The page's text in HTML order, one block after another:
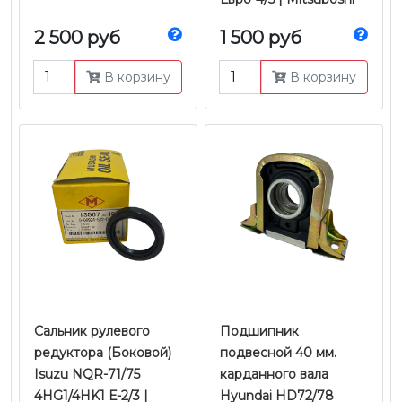
2 500 руб
В корзину
1 500 руб
В корзину
Сальник рулевого
редуктора (Боковой)
Isuzu NQR-71/75
4HG1/4HK1 Е-2/3 |
Подшипник
подвесной 40 мм.
карданного вала
Hyundai HD72/78